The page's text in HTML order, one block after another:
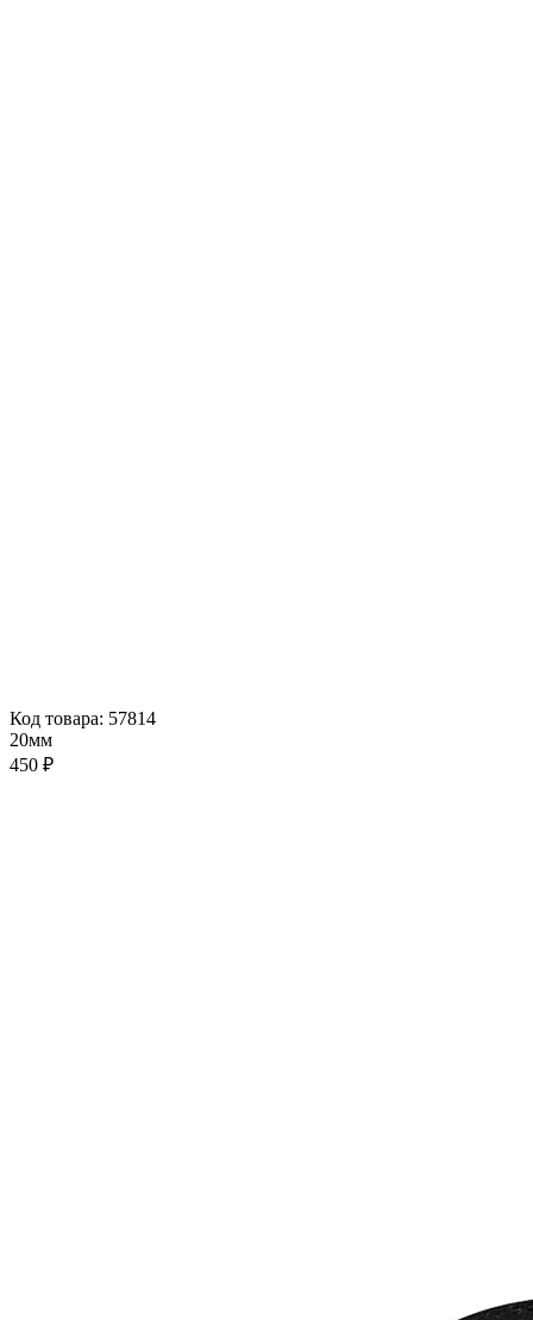
Код товара: 57814
20мм
450 ₽